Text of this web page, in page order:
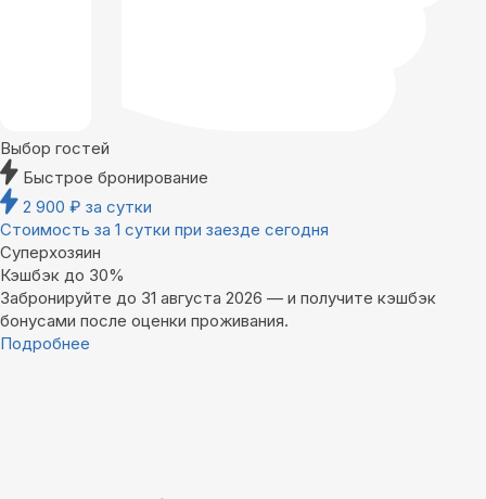
Выбор гостей
Быстрое бронирование
2 900 ₽ за сутки
Стоимость за 1 сутки при заезде сегодня
Суперхозяин
Кэшбэк до 30%
Забронируйте до 31 августа 2026 — и получите кэшбэк
бонусами после оценки проживания.
Подробнее